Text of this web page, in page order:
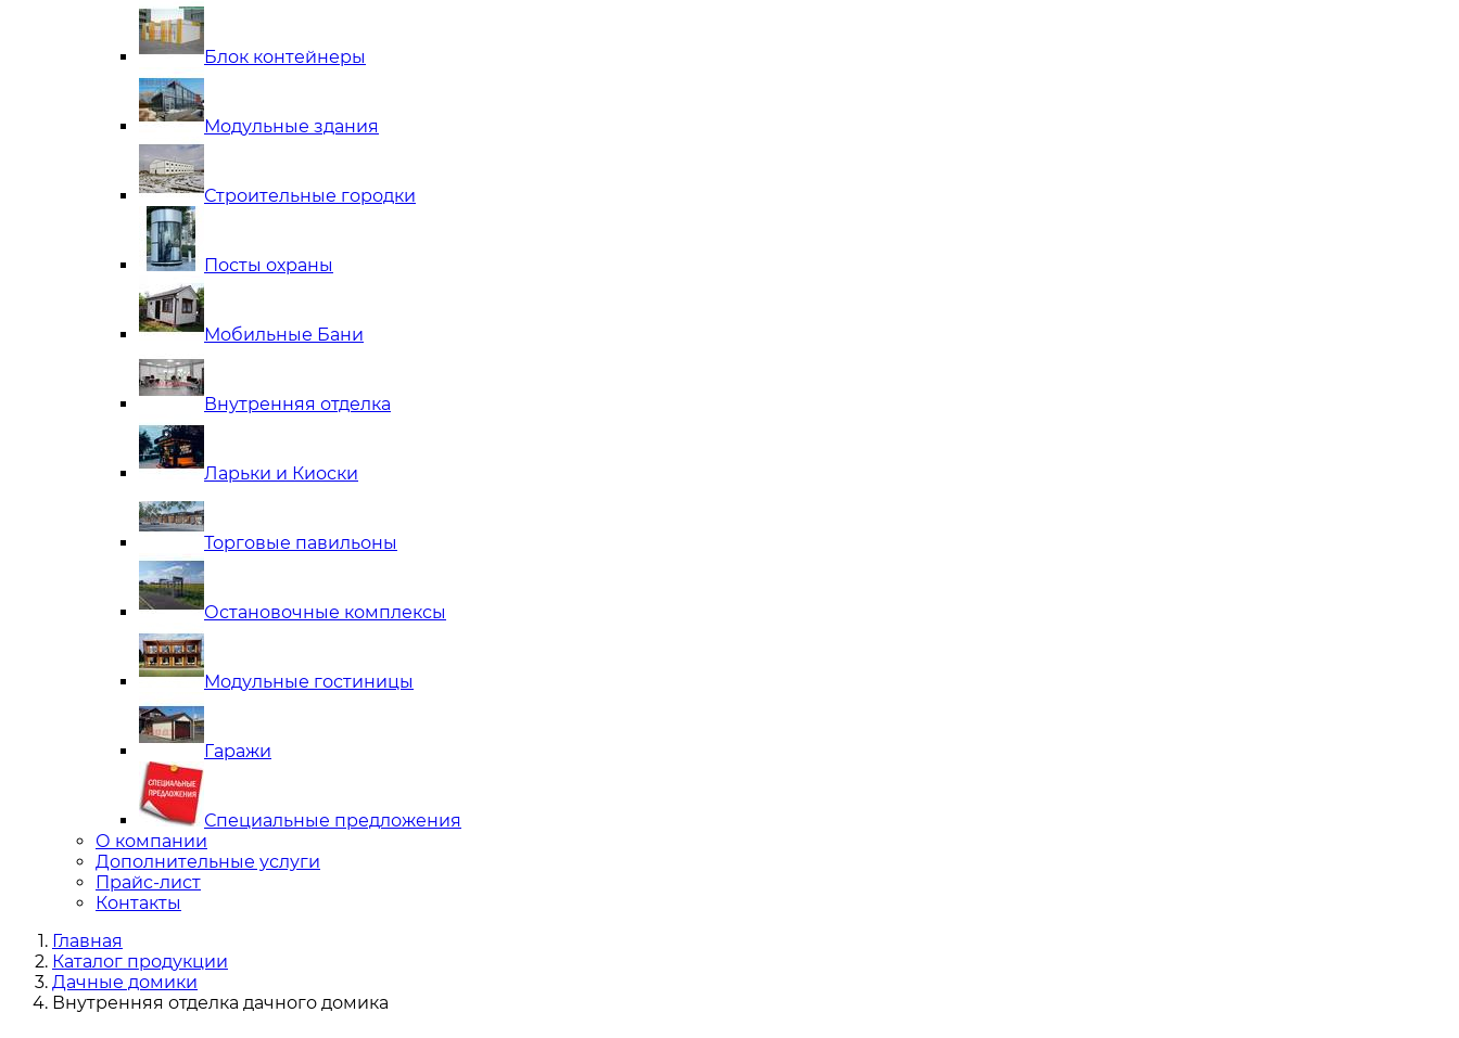
Блок контейнеры
Модульные здания
Строительные городки
Посты охраны
Мобильные Бани
Внутренняя отделка
Ларьки и Киоски
Торговые павильоны
Остановочные комплексы
Модульные гостиницы
Гаражи
Специальные предложения
О компании
Дополнительные услуги
Прайс-лист
Контакты
Главная
Каталог продукции
Дачные домики
Внутренняя отделка дачного домика